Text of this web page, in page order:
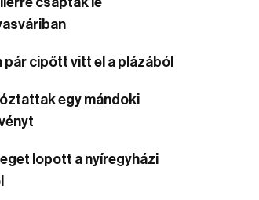
pár cipőtt vitt el a plázából
egy mándoki
lopott a nyíregyházi